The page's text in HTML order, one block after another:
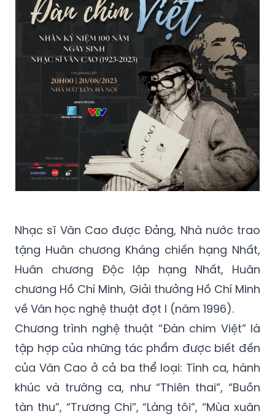
Nhạc sĩ Văn Cao được Đảng, Nhà nước trao
tặng Huân chương Kháng chiến hạng Nhất,
Huân chương Độc lập hạng Nhất, Huân
chương Hồ Chí Minh, Giải thưởng Hồ Chí Minh
về Văn học nghệ thuật đợt I (năm 1996).
Chương trình nghệ thuật “Đàn chim Việt” là
tập hợp của những tác phẩm được biết đến
của Văn Cao ở cả ba thể loại: Tình ca, hành